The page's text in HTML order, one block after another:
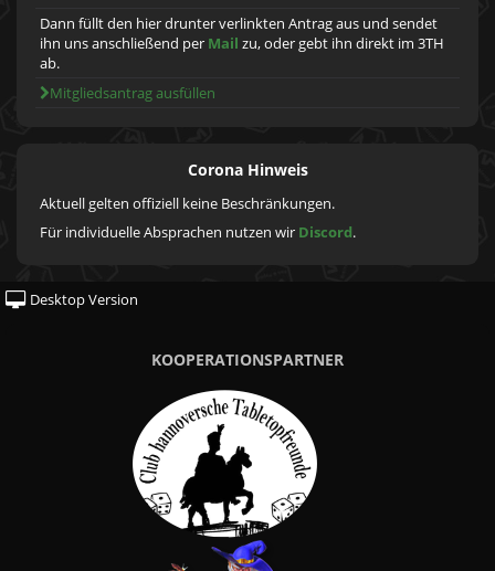
Dann füllt den hier drunter verlinkten Antrag aus und sendet
ihn uns anschließend per Mail zu, oder gebt ihn direkt im 3TH
ab.
Mitgliedsantrag ausfüllen
Corona Hinweis
Aktuell gelten offiziell keine Beschränkungen.
Für individuelle Absprachen nutzen wir Discord.
Desktop Version
KOOPERATIONSPARTNER